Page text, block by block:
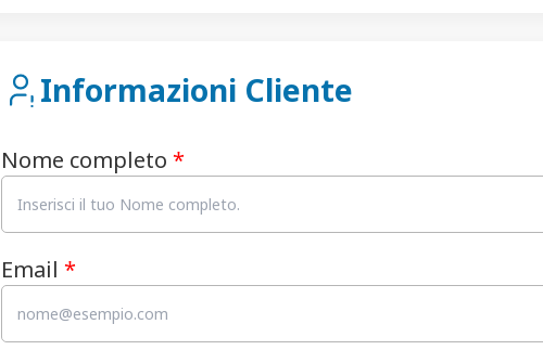
Informazioni Cliente
Nome completo *
Email *